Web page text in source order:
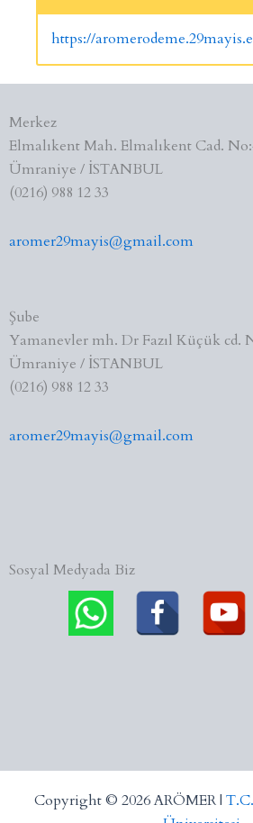
https://
Merkez
Elmalıkent Mah. Elmalıkent Cad.
Ümraniye / İSTANBUL
(0216) 988 12 33
aromer29mayis@gmail.com
Şube
Yamanevler mh. Dr Fazıl Küçük cd.
Ümraniye / İSTANBUL
(0216) 988 12 33
aromer29mayis@gmail.com
Sosyal Medyada Biz
Copyright © 2026 ARÖMER |